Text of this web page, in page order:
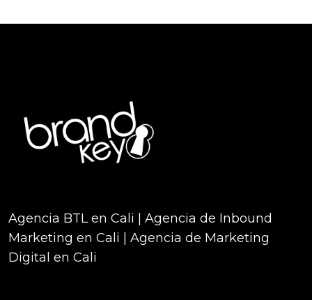
Agencia BTL en Cali | Agencia de Inbound
Marketing en Cali | Agencia de Marketing
Digital en Cali